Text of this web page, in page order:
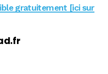
gratuitement [ici sur